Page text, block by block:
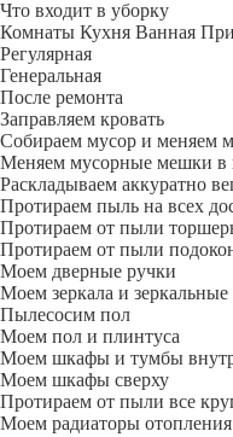
Что входит в уборку
Регу­лярная
Гене­ральная
После ремонта
Заправляем кровать
Собираем мусор и меняем
Меняем мусорные мешки в
Раскладываем аккуратно
Протираем пыль на всех
Протираем от пыли
Протираем от пыли
Моем дверные ручки
Моем зеркала и зеркальные
Пылесосим пол
Моем пол и плинтуса
Моем шкафы и тумбы
Моем шкафы сверху
Протираем от пыли все
Моем радиаторы отопления